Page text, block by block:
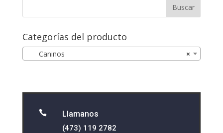
Categorías del producto
×
Caninos
 Llamanos
(473) 119 2782